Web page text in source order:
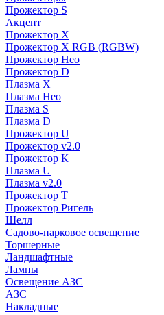
Прожектор S
Акцент
Прожектор X
Прожектор Х RGB (RGBW)
Прожектор Нео
Прожектор D
Плазма X
Плазма Нео
Плазма S
Плазма D
Прожектор U
Прожектор v2.0
Прожектор К
Плазма U
Плазма v2.0
Прожектор Т
Прожектор Ригель
Шелл
Садово-парковое освещение
Торшерные
Ландшафтные
Лампы
Освещение АЗС
АЗС
Накладные